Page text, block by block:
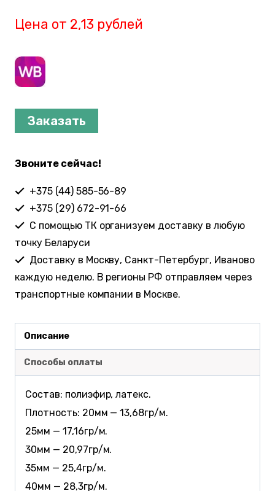
Цена от 2,13 рублей
Заказать
Звоните сейчас!
+375 (44) 585-56-89
+375 (29) 672-91-66
С помощью ТК организуем доставку в любую
точку Беларуси
Доставку в Москву, Санкт-Петербург, Иваново
каждую неделю. В регионы РФ отправляем через
транспортные компании в Москве.
Описание
Способы оплаты
Состав: полиэфир, латекс.
Плотность: 20мм — 13,68гр/м.
25мм — 17,16гр/м.
30мм — 20,97гр/м.
35мм — 25,4гр/м.
40мм — 28,3гр/м.